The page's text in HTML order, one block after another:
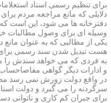
برای تنظیم رسمی اسناد
دلایلی که مانع مراجعه مردم
دفترخانه ها می شود، این است
وسیله ای برای وصول مطالبات
یکی از مطالبی که به عنوان
هست تبدیل شدن سند رسمی برای
به فردی که می خواهد سندش را
و ادارات دیگر گواهی
در واقع دولت زورش نمی رسد
سرگردنه را می گیرد و دولت
برای جبران کم کاری و ناتوانی